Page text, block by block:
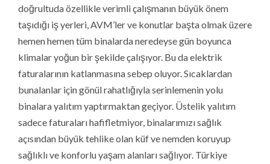
doğrultuda özellikle verimli çalışmanın büyük önem
taşıdığı iş yerleri, AVM’ler ve konutlar başta olmak üzere
hemen hemen tüm binalarda neredeyse gün boyunca
klimalar yoğun bir şekilde çalışıyor. Bu da elektrik
faturalarının katlanmasına sebep oluyor. Sıcaklardan
bunalanlar için gönül rahatlığıyla serinlemenin yolu
binalara yalıtım yaptırmaktan geçiyor. Üstelik yalıtım
sadece faturaları hafifletmiyor, binalarımızı sağlık
açısından büyük tehlike olan küf ve nemden koruyup
sağlıklı ve konforlu yaşam alanları sağlıyor. Türkiye